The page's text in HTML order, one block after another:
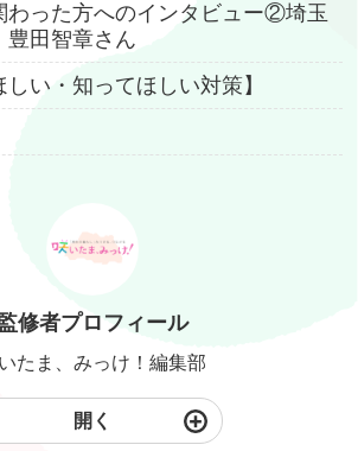
わった方へのインタビュー②埼玉
田智章さん
しい・知ってほしい対策】
修者プロフィール
たま、みっけ！編集部
開く